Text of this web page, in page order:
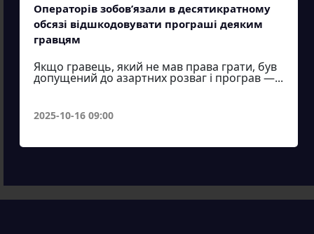
Операторів зобов’язали в десятикратному
обсязі відшкодовувати програші деяким
гравцям
Якщо гравець, який не мав права грати, був
допущений до азартних розваг і програв —...
2025-10-16 09:00